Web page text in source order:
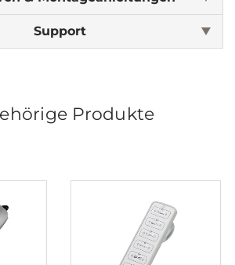
Support
Produkte